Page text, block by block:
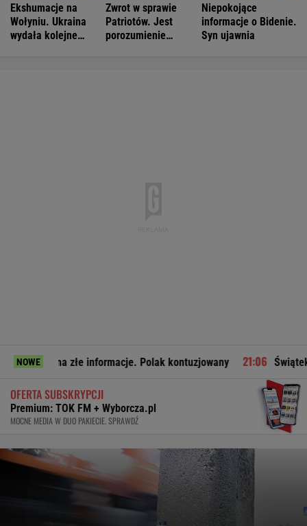
Ekshumacje na
Wołyniu. Ukraina
wydała kolejne
Zwrot w sprawie
Patriotów. Jest
porozumienie
Niepokojące
informacje o Bidenie.
Syn ujawnia
NOWE
informacje. Polak kontuzjowany Świątek pokazuje, że
OFERTA SUBSKRYPCJI
Premium: TOK FM + Wyborcza.pl
MOCNE MEDIA W DUO PAKIECIE. SPRAWDŹ